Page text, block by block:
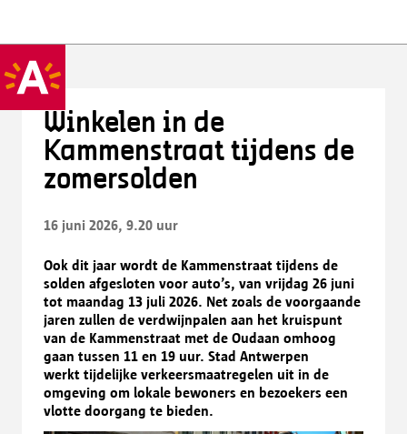
Winkelen in de
Kammenstraat tijdens de
zomersolden
16 juni 2026, 9.20 uur
Ook dit jaar wordt de Kammenstraat tijdens de
solden afgesloten voor auto’s, van vrijdag 26 juni
tot maandag 13 juli 2026. Net zoals de voorgaande
jaren zullen de verdwijnpalen aan het kruispunt
van de Kammenstraat met de Oudaan omhoog
gaan tussen 11 en 19 uur. Stad Antwerpen
werkt tijdelijke verkeersmaatregelen uit in de
omgeving om lokale bewoners en bezoekers een
vlotte doorgang te bieden.